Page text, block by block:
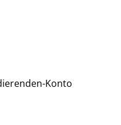
Konto